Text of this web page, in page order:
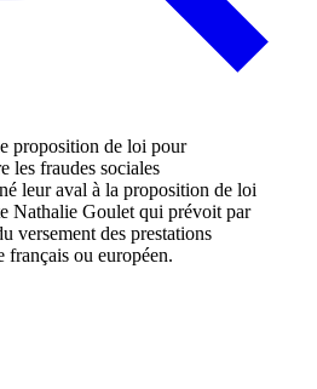
leur aval à la proposition de loi
Nathalie Goulet qui prévoit par
versement des prestations
français ou européen.